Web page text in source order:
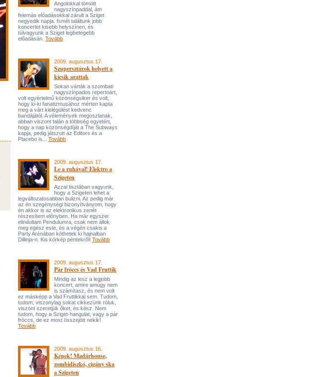
Angolokkal tömött
nagyszínpaddal, ám
felemás előadásokkal zárult a Sziget
negyedik napja. Ismét találtunk jobb
koncertet kisebb helyszínen, és
túlvagyunk a Sziget legbetegebb
előadásán. Tovább
2009. augusztus 17.
Szupersztárok helyett a
kicsik arattak
Sokan várták a szombati
nagyszínpados repertoárt,
volt egyértelmű közönségsiker és volt,
hogy ki-ki fanatizmusához mérten kapta
meg a várt kielégülést kedvenc
bandájától. A vélemények megoszlanak,
abban viszont talán a többség egyetért,
hogy a nap közönségdíját a The Subways
kapja, pedig játszott az Editors és a
Placebo is... Tovább
2009. augusztus 17.
Le a ruhával! Elektro a
Szigeten
Azzal tisztában vagyunk,
hogy a Szigeten lehet a
legváltozatosabban bulizni. Az pedig már
az én szegénységi bizonyítványom, hogy
én akkor is az elektronikus zenét
részesítem előnyben. Ha már egyszer
elindultam Pendulumra, csak nem állok
meg egész este, és a végén csakis a
Party Arénában köthetek ki hajnalban
Dillinja-n. Kis körkép péntekről! Tovább
2009. augusztus 17.
Pár fröccs és Vad Fruttik
Mindig az lesz a legjobb
koncert, amire amúgy nem
is számítasz, és nem volt
ez másképp a Vad Fruttikkal sem. Tudom,
tudom, viszonylag sokat cikkezünk róluk,
viszont szeretjük őket, és kész. Nem
tudom, hogy a Sziget-hangulat, vagy a pár
fröccs, de ez most összejött nekik!
Tovább
2009. augusztus 16.
Képek! Madárhouse,
zombidiszkó, cigány ska
a Szigeten